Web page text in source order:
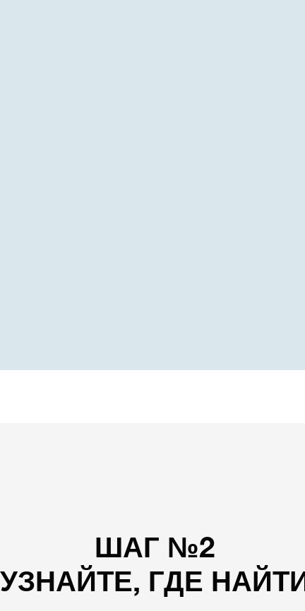
ШАГ №2
УЗНАЙТЕ, ГДЕ НАЙТИ